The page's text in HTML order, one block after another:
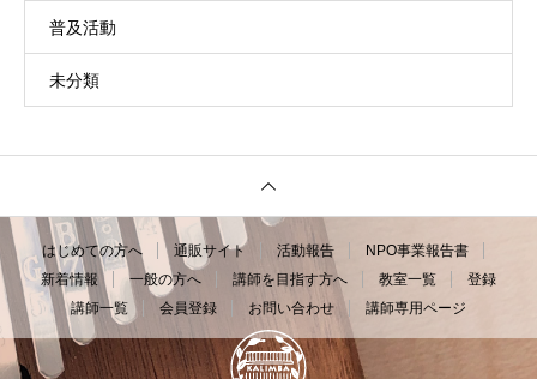
普及活動
未分類
はじめての方へ 通販サイト 活動報告
NPO事業報告書
新着情報
一般の方へ 講師を目指す方へ 教室一覧
登録
講師一覧
会員登録 お問い合わせ 講師専用ページ